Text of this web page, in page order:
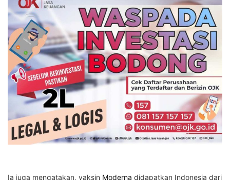
Ia juga mengatakan, vaksin Moderna didapatkan Indonesia dari